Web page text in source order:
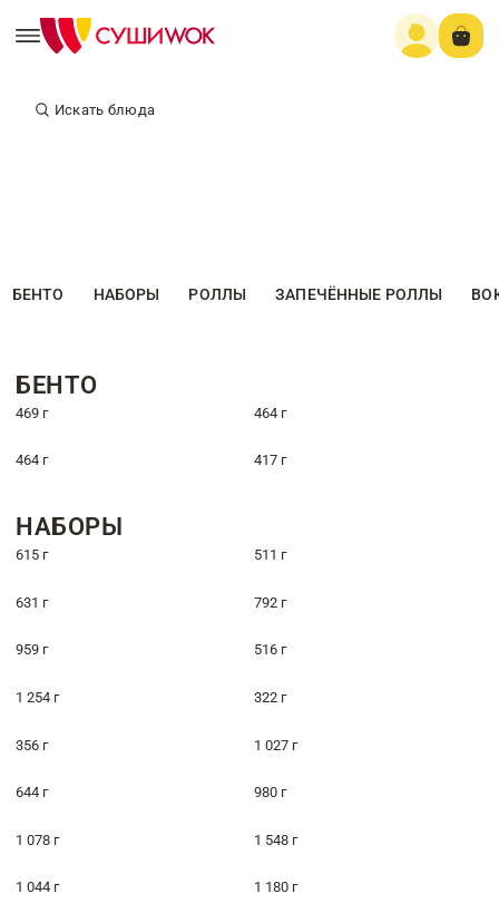
Искать блюда
БЕНТО НАБОРЫ РОЛЛЫ ЗАПЕЧЁННЫЕ РОЛЛЫ
БЕНТО
469 г 464 г
464 г 417 г
НАБОРЫ
615 г 511 г
631 г 792 г
959 г 516 г
1 254 г 322 г
356 г 1 027 г
644 г 980 г
1 078 г 1 548 г
1 044 г 1 180 г